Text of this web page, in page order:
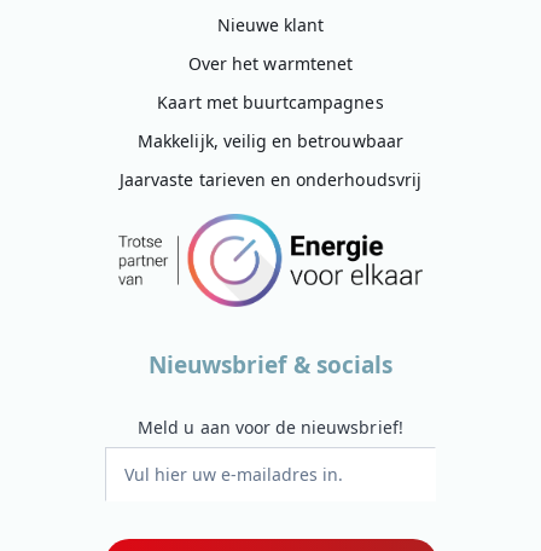
Nieuwe klant
Over het warmtenet
Kaart met buurtcampagnes
Makkelijk, veilig en betrouwbaar
Jaarvaste tarieven en onderhoudsvrij
Nieuwsbrief & socials
Meld u aan voor de nieuwsbrief!